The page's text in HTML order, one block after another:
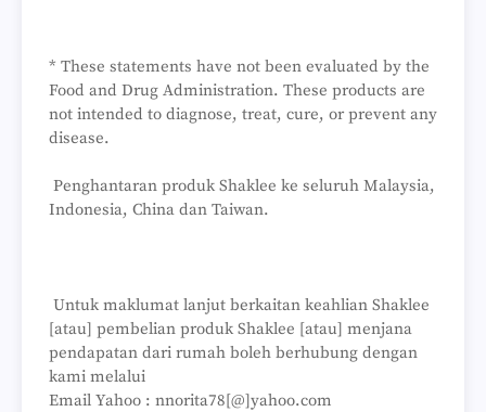
* These statements have not been evaluated by the
Food and Drug Administration. These products are
not intended to diagnose, treat, cure, or prevent any
disease.
Penghantaran produk Shaklee ke seluruh Malaysia,
Indonesia, China dan Taiwan.
Untuk maklumat lanjut berkaitan keahlian Shaklee
[atau] pembelian produk Shaklee [atau] menjana
pendapatan dari rumah boleh berhubung dengan
kami melalui
Email Yahoo : nnorita78[@]yahoo.com